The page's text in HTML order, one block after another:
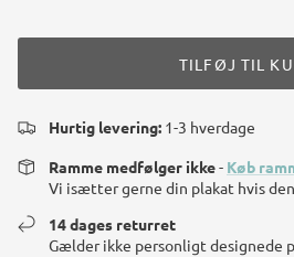
TILFØJ TIL
Hurtig levering: 1-3 hverdage
Ramme medfølger ikke- Køb
Vi isætter gerne din plakat hvis
14 dages returret
Gælder ikke personligt designede